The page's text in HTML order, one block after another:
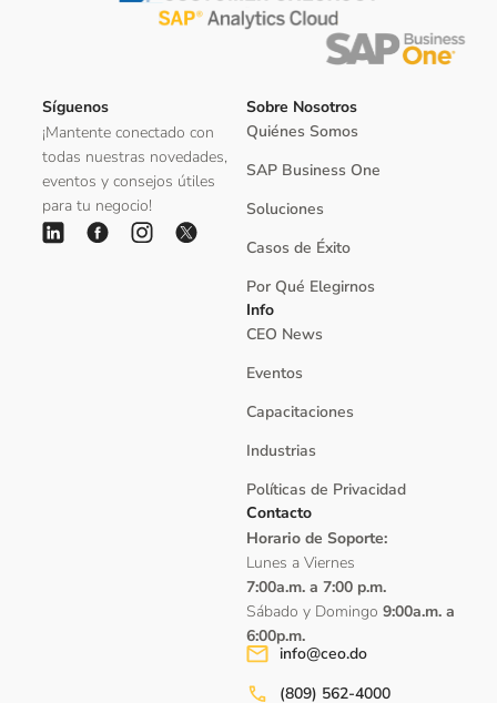
Síguenos
¡Mantente conectado con
todas nuestras novedades,
eventos y consejos útiles
para tu negocio!
Sobre Nosotros
Quiénes Somos
SAP Business One
Soluciones
Casos de Éxito
Por Qué Elegirnos
Info
CEO News
Eventos
Capacitaciones
Industrias
Políticas de Privacidad
Contacto
Horario de Soporte:
Lunes a Viernes
7:00a.m. a 7:00 p.m.
Sábado y Domingo 9:00a.m. a
6:00p.m.
info@ceo.do
(809) 562-4000